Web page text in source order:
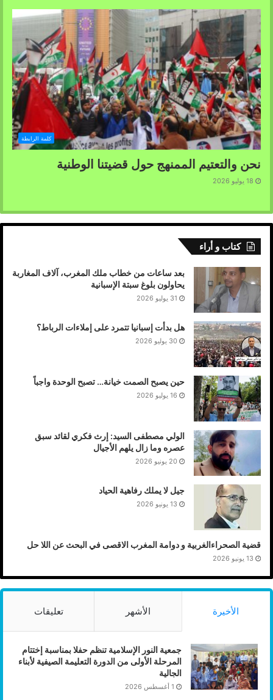
كلمة الرابطة
نحن والتعتيم الممنهج حول قضيتنا الوطنية
18 يوليو 2026
كتاب و أراء
بعد ساعات من خطاب ملك المغرب، آلاف المغاربة
يحاولون بلوغ سبتة الإسبانية
31 يوليو 2026
هل بدأت إسبانيا تتمرد على إملاءات الرباط؟
30 يوليو 2026
حين يصبح الصمت خيانة… تصبح الوحدة واجباً
16 يوليو 2026
الولي مصطفى السيد: إرث فكري لقائد سبق
عصره وما زال يلهم الأجيال
20 يونيو 2026
جيل لا يملك رفاهية الحياد
13 يونيو 2026
قضية الصحراءالغربية و دوامة المغرب الاقصى في البحث عن اللا حل
13 يونيو 2026
الأخيرة الأشهر تعليقات
جمعية النور الإسلامية تنظم حفلا بمناسبة إختتام
المرحلة الأولى من الدورة التعليمة الصيفية لأبناء
الجالية
1 أغسطس 2026